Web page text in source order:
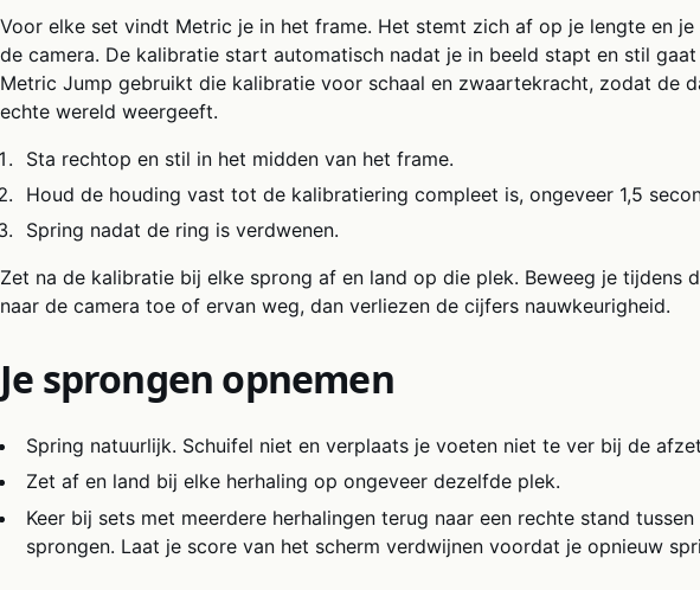
Voor elke set vindt Metric je in het frame. Het stemt zich af op je lengte en
de camera. De kalibratie start automatisch nadat je in beeld stapt en stil gaat
Metric Jump gebruikt die kalibratie voor schaal en zwaartekracht, zodat de
echte wereld weergeeft.
Sta rechtop en stil in het midden van het frame.
Houd de houding vast tot de kalibratiering compleet is, ongeveer 1,5
Spring nadat de ring is verdwenen.
Zet na de kalibratie bij elke sprong af en land op die plek. Beweeg je tijdens
naar de camera toe of ervan weg, dan verliezen de cijfers nauwkeurigheid.
Je sprongen opnemen
Spring natuurlijk. Schuifel niet en verplaats je voeten niet te ver bij de
Zet af en land bij elke herhaling op ongeveer dezelfde plek.
Keer bij sets met meerdere herhalingen terug naar een rechte stand tussen
sprongen. Laat je score van het scherm verdwijnen voordat je opnieuw